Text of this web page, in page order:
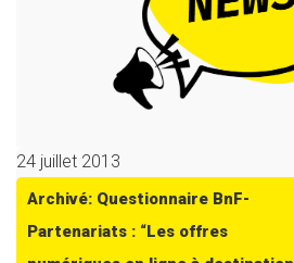
24 juillet 2013
Archivé: Questionnaire BnF-
Partenariats : “Les offres